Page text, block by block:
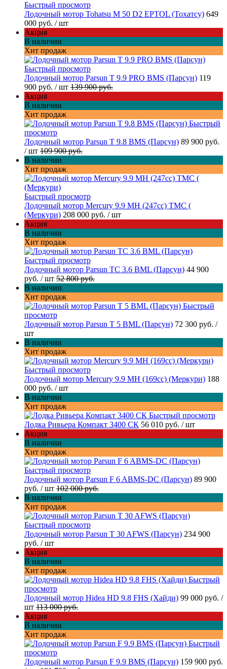
Быстрый просмотр
Лодочный мотор Tohatsu M 50 D2 EPTOL (Тохатсу) 649
000 руб. / шт
Акция
В наличии
Хит продаж
Быстрый просмотр
Лодочный мотор Parsun T 9.9 PRO BMS (Парсун) 119
900 руб. / шт 139 900 руб.
Акция
В наличии
Хит продаж
Быстрый
просмотр
Лодочный мотор Parsun T 9.8 BMS (Парсун) 89 900 руб.
/ шт 109 900 руб.
В наличии
Хит продаж
Быстрый просмотр
Лодочный мотор Mercury 9.9 МН (247cc) TMC (
(Меркури) 208 000 руб. / шт
Акция
В наличии
Хит продаж
Быстрый просмотр
Лодочный мотор Parsun TC 3.6 BML (Парсун) 44 900
руб. / шт 52 800 руб.
В наличии
Хит продаж
Быстрый
просмотр
Лодочный мотор Parsun T 5 BML (Парсун) 72 300 руб. /
шт
В наличии
Хит продаж
Быстрый просмотр
Лодочный мотор Mercury 9.9 MH (169cc) (Меркури) 188
000 руб. / шт
В наличии
Хит продаж
Быстрый просмотр
Лодка Ривьера Компакт 3400 СК 56 010 руб. / шт
Акция
В наличии
Хит продаж
Быстрый просмотр
Лодочный мотор Parsun F 6 ABMS-DC (Парсун) 89 900
руб. / шт 102 000 руб.
В наличии
Хит продаж
Быстрый просмотр
Лодочный мотор Parsun T 30 AFWS (Парсун) 234 900
руб. / шт
Акция
В наличии
Хит продаж
Быстрый
просмотр
Лодочный мотор Hidea HD 9.8 FHS (Хайди) 99 000 руб. /
шт 113 000 руб.
Акция
В наличии
Хит продаж
Быстрый
просмотр
Лодочный мотор Parsun F 9.9 BMS (Парсун) 159 900 руб.